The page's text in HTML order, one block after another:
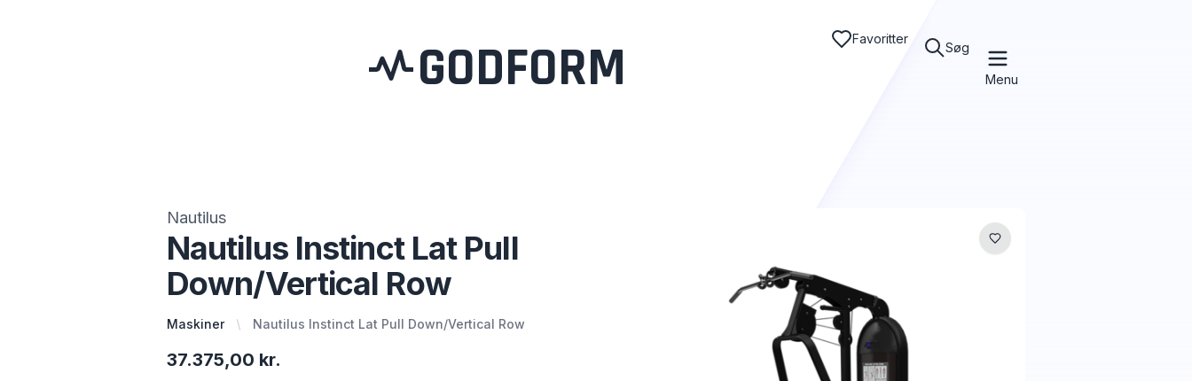
GODFORM Favoritter
Søg
Menu
Nautilus
Nautilus Instinct Lat Pull
Down/Vertical Row
Maskiner Nautilus Instinct Lat Pull Down/Vertical Row
37.375,00 kr.